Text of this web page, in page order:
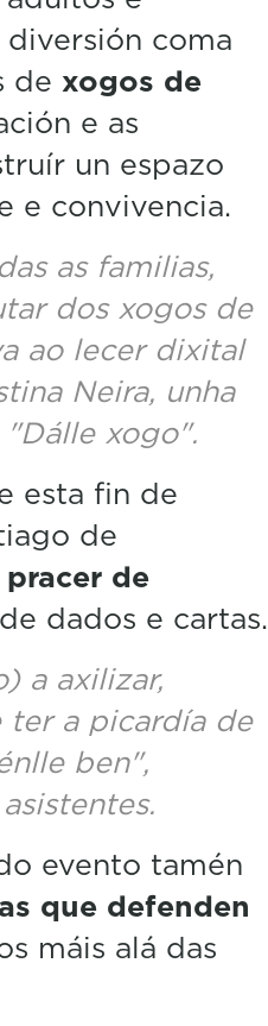
coma
de xogos de
e as
un espazo
e convivencia.
as familias,
dos xogos de
ao lecer dixital
Neira, unha
xogo".
esta fin de
de
pracer de
dados e cartas.
a axilizar,
ter a picardía de
ben",
evento tamén
que defenden
máis alá das